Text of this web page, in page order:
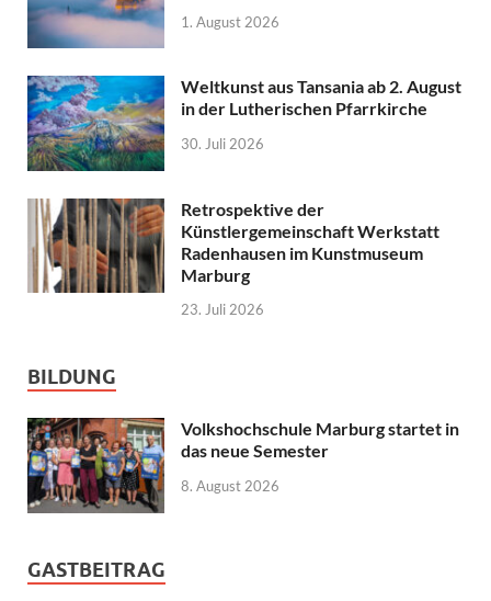
1. August 2026
Weltkunst aus Tansania ab 2. August
in der Lutherischen Pfarrkirche
30. Juli 2026
Retrospektive der
Künstlergemeinschaft Werkstatt
Radenhausen im Kunstmuseum
Marburg
23. Juli 2026
BILDUNG
Volkshochschule Marburg startet in
das neue Semester
8. August 2026
GASTBEITRAG